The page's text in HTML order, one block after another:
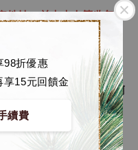
98折優惠
15元回饋金
續費
地址，並由本人簽收包
導致配送包裹遺失情形，
版權等相關法律糾紛
之協助，本店不負責任何